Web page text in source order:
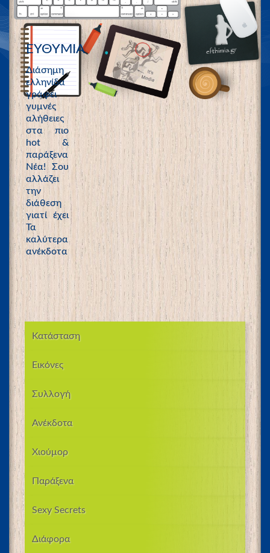
ΕΥΘΥΜΙΑ
Διάσημη
ελληνίδα
γράφει
γυμνές
αλήθειες
στα πιο
hot &
παράξενα
Νέα! Σου
αλλάζει
την
διάθεση
γιατί έχει
Τα
καλύτερα
ανέκδοτα
Κατάσταση
Εικόνες
Συλλογή
Ανέκδοτα
Χιούμορ
Παράξενα
Sexy Secrets
Διάφορα